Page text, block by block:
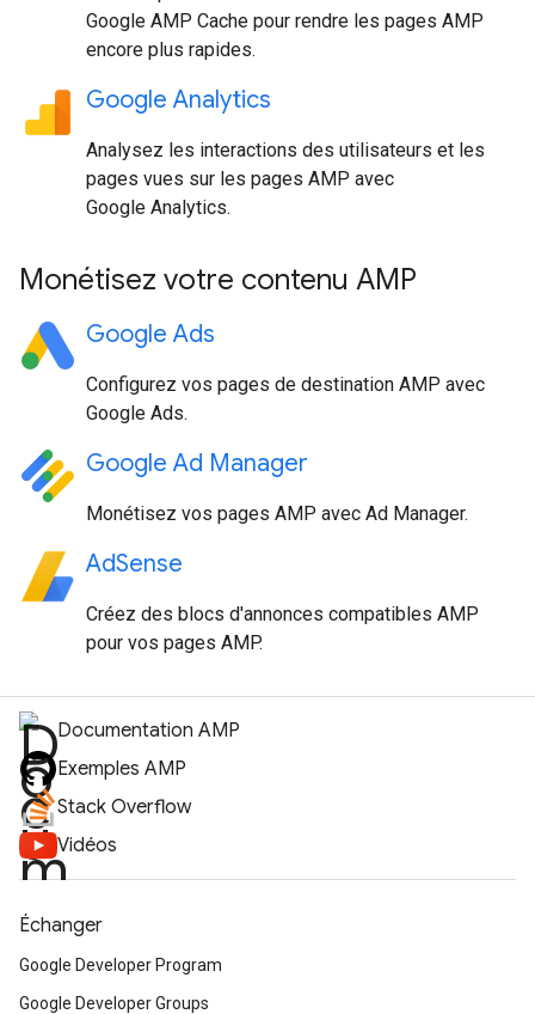
Google AMP Cache pour rendre les pages AMP
encore plus rapides.
Google Analytics
Analysez les interactions des utilisateurs et les
pages vues sur les pages AMP avec
Google Analytics.
Monétisez votre contenu AMP
Google Ads
Configurez vos pages de destination AMP avec
Google Ads.
Google Ad Manager
Monétisez vos pages AMP avec Ad Manager.
AdSense
Créez des blocs d'annonces compatibles AMP
pour vos pages AMP.
Documentation AMP
Exemples AMP
Stack Overflow
Vidéos
Échanger
Google Developer Program
Google Developer Groups